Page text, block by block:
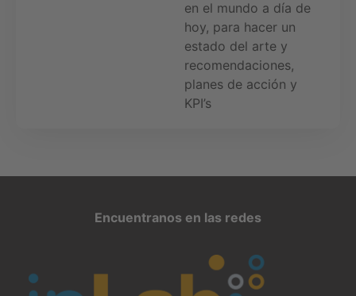
en el mundo a día de
hoy, para hacer un
estado del arte y
recomendaciones,
planes de acción y
KPI’s
Encuentranos en las redes